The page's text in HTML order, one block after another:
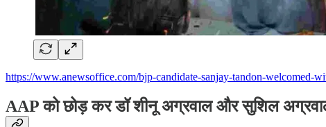
https://www.anewsoffice.com/bjp-candidate-sanjay-tandon-welcomed-
AAP को छोड़ कर डॉ शीनू अग्रवाल और सुशिल